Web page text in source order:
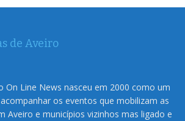
On Line News nasceu em 2000 como um
os eventos que mobilizam as
Aveiro e municípios vizinhos mas ligado e